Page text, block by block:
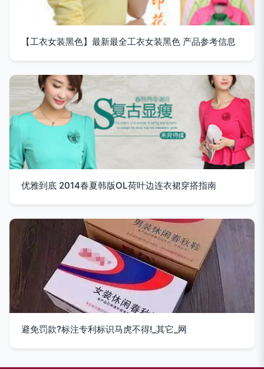
【工衣女装黑色】最新最全工衣女装黑色 产品参考信息
优雅到底 2014春夏韩版OL荷叶边连衣裙穿搭指南
避免罚款?标注专利标识马虎不得!_其它_网